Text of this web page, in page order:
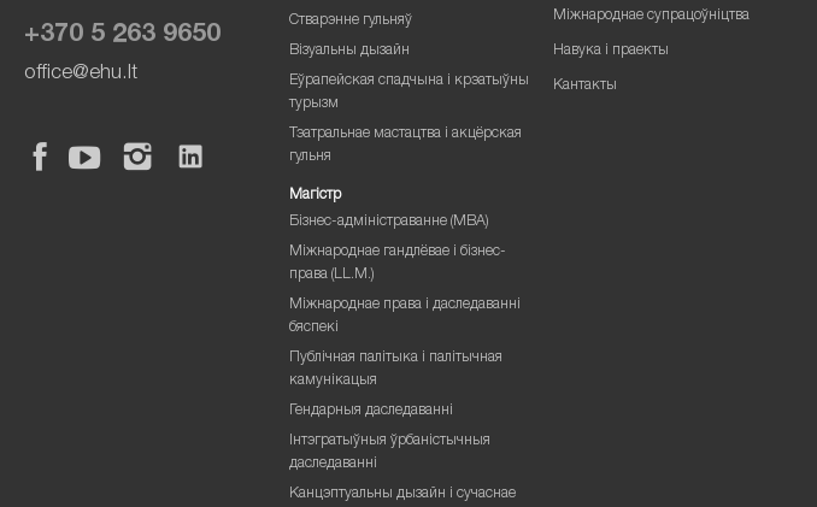
+370 5 263 9650
office@ehu.lt
Стварэнне гульняў
Візуальны дызайн
Еўрапейская спадчына і крэатыўны
турызм
Тэатральнае мастацтва і акцёрская
гульня
Магістр
Бізнес-адміністраванне (MBA)
Міжнароднае гандлёвае і бізнес-
права (LL.M.)
Міжнароднае права і даследаванні
бяспекі
Публічная палітыка і палітычная
камунікацыя
Гендарныя даследаванні
Інтэгратыўныя ўрбаністычныя
даследаванні
Канцэптуальны дызайн і сучаснае
Міжнароднае супрацоўніцтва
Навука і праекты
Кантакты